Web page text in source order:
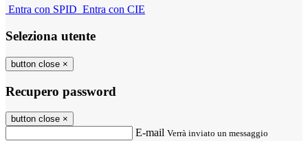
Entra con SPID Entra con CIE
Seleziona utente
button close ×
Recupero password
button close ×
E-mail Verrà inviato un messaggio